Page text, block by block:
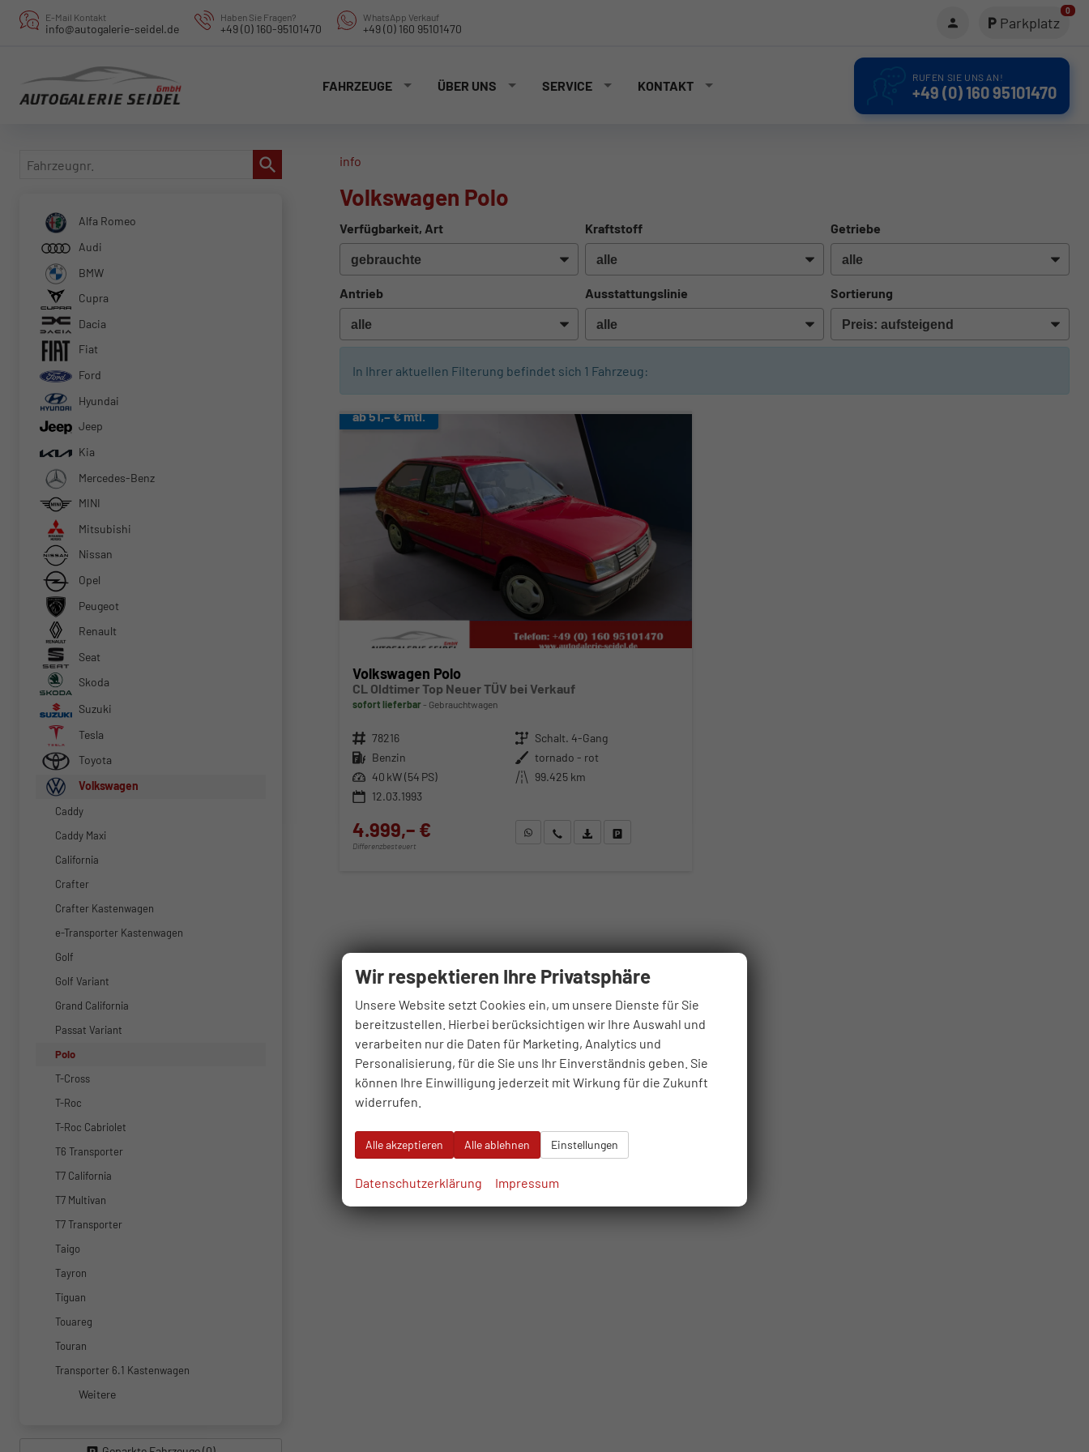
E-Mail Kontakt
info@autogalerie-seidel.de
Haben Sie Fragen?
+49 (0) 160-95101470
WhatsApp Verkauf
+49 (0) 160 95101470 Parkplatz
0
FAHRZEUGE ÜBER UNS SERVICE KONTAKT
RUFEN SIE UNS AN!
+49 (0) 160 95101470
info
Volkswagen Polo
Verfügbarkeit, Art Kraftstoff Getriebe
Antrieb Ausstattungslinie Sortierung
In Ihrer aktuellen Filterung befindet sich 1 Fahrzeug:
ab 51,– € mtl.
Volkswagen Polo
CL Oldtimer Top Neuer TÜV bei Verkauf
sofort lieferbar Gebrauchtwagen
Fahrzeugnr. 78216 Getriebe Schalt. 4-Gang
Kraftstoff Benzin Außenfarbe tornado - rot
Leistung 40 kW (54 PS) Kilometerstand 99.425 km
12.03.1993
4.999,– €
Differenzbesteuert
WhatsApp anfragen
Wir rufen Sie anFahrzeugexposé (PDF)
Fahrzeugnr.
Alfa Romeo
Audi
BMW
Cupra
Dacia
Fiat
Ford
Hyundai
Jeep
Kia
Mercedes-Benz
MINI
Mitsubishi
Nissan
Opel
Peugeot
Renault
Seat
Skoda
Suzuki
Tesla
Toyota
Volkswagen
Caddy
Caddy Maxi
California
Crafter
Crafter Kastenwagen
e-Transporter Kastenwagen
Golf
Golf Variant
Grand California
Passat Variant
Polo
T-Cross
T-Roc
T-Roc Cabriolet
T6 Transporter
T7 California
T7 Multivan
T7 Transporter
Taigo
Tayron
Tiguan
Touareg
Touran
Transporter 6.1 Kastenwagen
Weitere
Wir respektieren Ihre Privatsphäre
Unsere Website setzt Cookies ein, um unsere Dienste für Sie
bereitzustellen. Hierbei berücksichtigen wir Ihre Auswahl und
verarbeiten nur die Daten für Marketing, Analytics und
Personalisierung, für die Sie uns Ihr Einverständnis geben. Sie
können Ihre Einwilligung jederzeit mit Wirkung für die Zukunft
widerrufen.
Alle akzeptieren Alle ablehnen Einstellungen
Datenschutzerklärung Impressum